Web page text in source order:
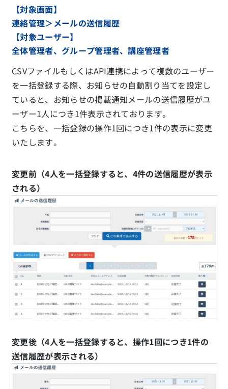
【対象画面】
連絡管理＞メールの送信履歴
【対象ユーザー】
全体管理者、グループ管理者、講座管理者
CSVファイルもしくはAPI連携によって複数のユーザー
を一括登録する際、お知らせの自動割り当てを設定し
ていると、お知らせの掲載通知メールの送信履歴がユ
ーザー1人につき1件表示されております。
こちらを、一括登録の操作1回につき1件の表示に変更
いたします。
変更前（4人を一括登録すると、4件の送信履歴が表示
される）
変更後（4人を一括登録すると、操作1回につき1件の
送信履歴が表示される）